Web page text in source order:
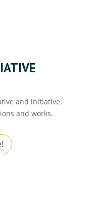
and initiative.
and works.